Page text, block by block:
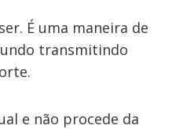
É uma maneira de
transmitindo
e não procede da